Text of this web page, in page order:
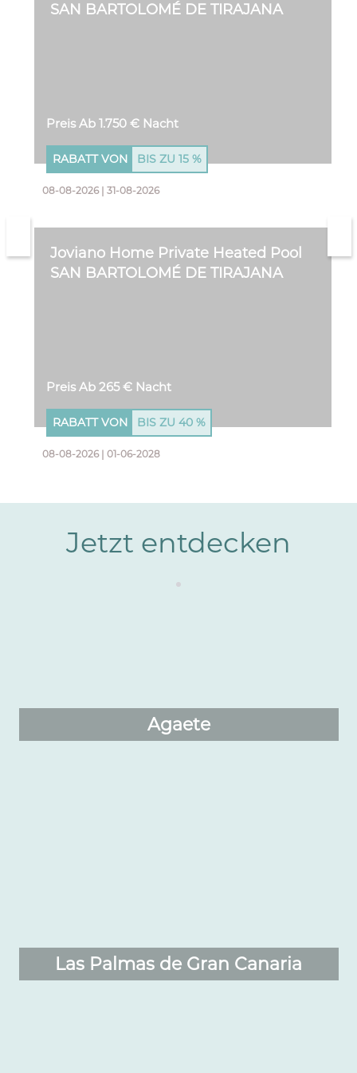
SAN BARTOLOMÉ DE TIRAJANA
Preis Ab 1.750 € Nacht
08-08-2026 | 31-08-2026
RABATT VON BIS ZU 15 %
Joviano Home Private Heated Pool
SAN BARTOLOMÉ DE TIRAJANA
Preis Ab 265 € Nacht
08-08-2026 | 01-06-2028
RABATT VON BIS ZU 40 %
Jetzt entdecken
Agaete
Las Palmas de Gran Canaria